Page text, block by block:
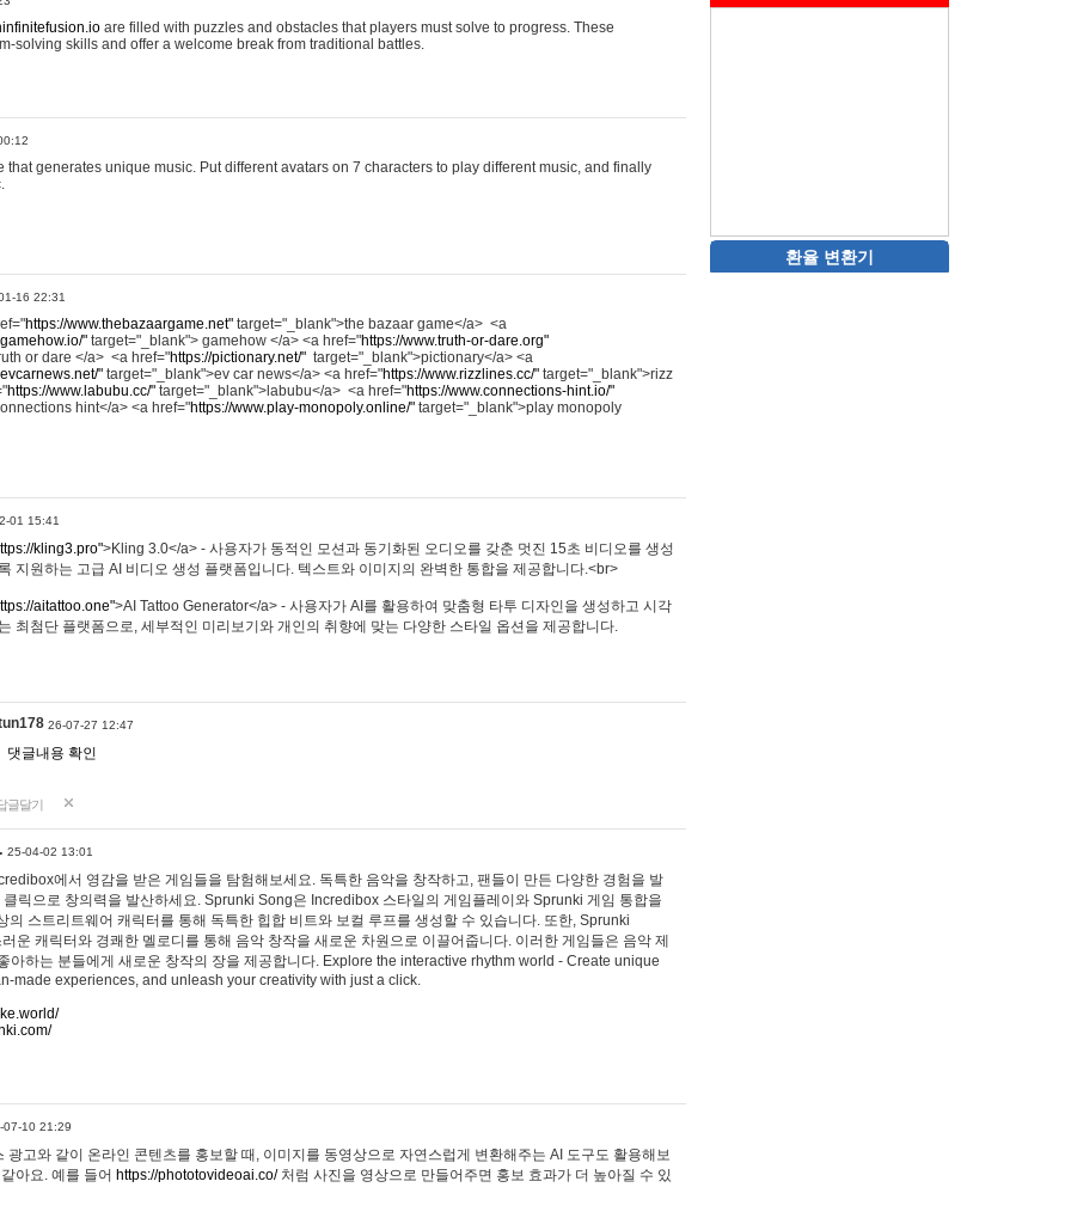
are filled with puzzles and obstacles that players must solve to progress. These
solving skills and offer a welcome break from traditional battles.
that generates unique music. Put different avatars on 7 characters to play different music, and finally
16 22:31
https://www.thebazaargame.net" target="_blank">the bazaar game</a> <a
" target="_blank"> gamehow </a> <a href="https://www.truth-or-dare.org"
or dare </a> <a href="https://pictionary.net/" target="_blank">pictionary</a> <a
" target="_blank">ev car news</a> <a href="https://www.rizzlines.cc/" target="_blank">rizz
https://www.labubu.cc/" target="_blank">labubu</a> <a href="https://www.connections-hint.io/"
hint</a> <a href="https://www.play-monopoly.online/" target="_blank">play monopoly
01 15:41
kling3.pro">Kling 3.0</a> - 사용자가 동적인 모션과 동기화된 오디오를 갖춘 멋진 15초 비디오를 생성
지원하는 고급 AI 비디오 생성 플랫폼입니다. 텍스트와 이미지의 완벽한 통합을 제공합니다.<br>
aitattoo.one">AI Tattoo Generator</a> - 사용자가 AI를 활용하여 맞춤형 타투 디자인을 생성하고 시각
최첨단 플랫폼으로, 세부적인 미리보기와 개인의 취향에 맞는 다양한 스타일 옵션을 제공합니다.
26-07-27 12:47
댓글내용 확인
글달기
25-04-02 13:01
에서 영감을 받은 게임들을 탐험해보세요. 독특한 음악을 창작하고, 팬들이 만든 다양한 경험을 발
클릭으로 창의력을 발산하세요. Sprunki Song은 Incredibox 스타일의 게임플레이와 Sprunki 게임 통합을
의 스트리트웨어 캐릭터를 통해 독특한 힙합 비트와 보컬 루프를 생성할 수 있습니다. 또한, Sprunki
운 캐릭터와 경쾌한 멜로디를 통해 음악 창작을 새로운 차원으로 이끌어줍니다. 이러한 게임들은 음악 제
아하는 분들에게 새로운 창작의 장을 제공합니다. Explore the interactive rhythm world - Create unique
made experiences, and unleash your creativity with just a click.
07-10 21:29
광고와 같이 온라인 콘텐츠를 홍보할 때, 이미지를 동영상으로 자연스럽게 변환해주는 AI 도구도 활용해보
아요. 예를 들어 https://phototovideoai.co/처럼 사진을 영상으로 만들어주면 홍보 효과가 더 높아질 수 있
환율 변환기